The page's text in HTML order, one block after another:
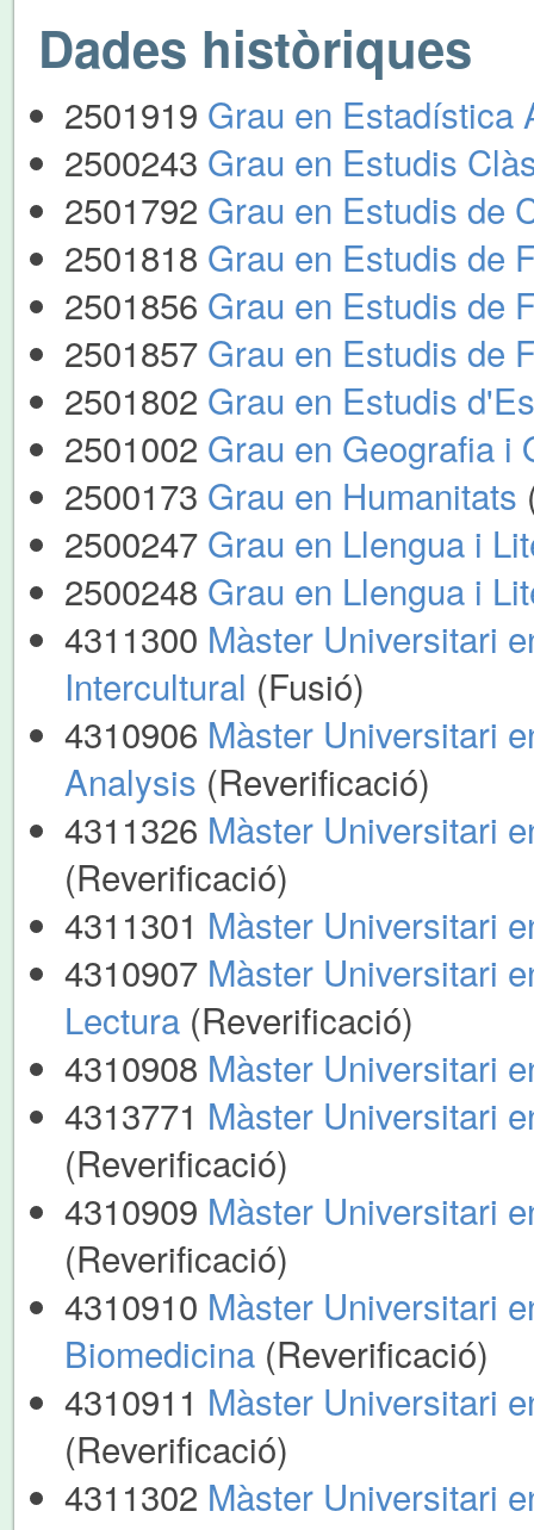
Dades històriques
2501919 Grau en Estadística
2500243 Grau en Estudis
2501792 Grau en Estudis de
2501818 Grau en Estudis de
2501856 Grau en Estudis de
2501857 Grau en Estudis de
2501802 Grau en Estudis
2501002 Grau en Geografia i
2500173 Grau en Humanitats
2500247 Grau en Llengua i
2500248 Grau en Llengua i
4311300 Màster Universitari
Intercultural (Fusió)
4310906 Màster Universitari
Analysis (Reverificació)
4311326 Màster Universitari
(Reverificació)
4311301 Màster Universitari
4310907 Màster Universitari
Lectura (Reverificació)
4310908 Màster Universitari
4313771 Màster Universitari
(Reverificació)
4310909 Màster Universitari
(Reverificació)
4310910 Màster Universitari
Biomedicina (Reverificació)
4310911 Màster Universitari
(Reverificació)
4311302 Màster Universitari